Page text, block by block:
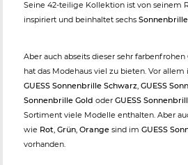
Seine 42-teilige Kollektion ist von seinem
inspiriert und beinhaltet sechs
Aber auch abseits dieser sehr farbenfrohen
hat das Modehaus viel zu bieten. Vor allem
GUESS Sonnenbrille Schwarz, GUESS
Sonnenbrille Gold oder GUESS
Sortiment viele Modelle enthalten. Aber
wie Rot, Grün, Orange sind im GUESS
vorhanden.